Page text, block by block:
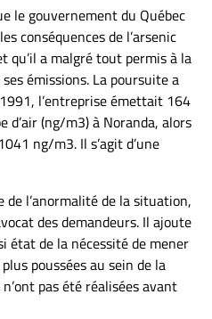
le gouvernement du Québec
conséquences de l’arsenic
qu’il a malgré tout permis à la
émissions. La poursuite a
l’entreprise émettait 164
d’air (ng/m3) à Noranda, alors
ng/m3. Il s’agit d’une
de l’anormalité de la situation,
des demandeurs. Il ajoute
état de la nécessité de mener
poussées au sein de la
pas été réalisées avant